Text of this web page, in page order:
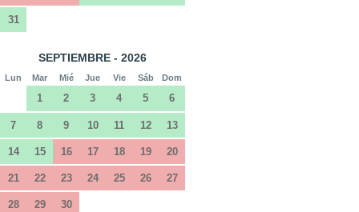
31
SEPTIEMBRE - 2026
Lun Mar Mié Jue Vie Sáb Dom
1 2 3 4 5 6
7 8 9 10 11 12 13
14 15 16 17 18 19 20
21 22 23 24 25 26 27
28 29 30